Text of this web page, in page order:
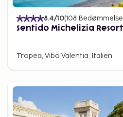
8.4/10(108
Sentido Michelizia Resort
Tropea, Vibo Valentia, Italien